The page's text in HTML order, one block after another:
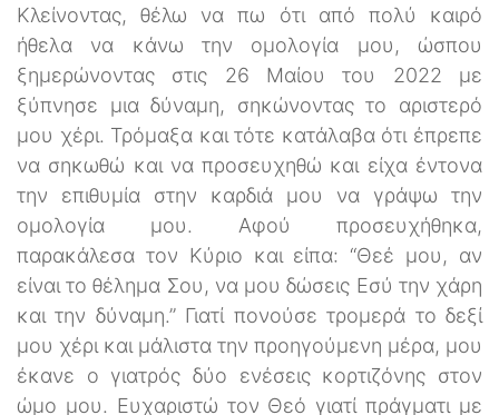
Κλείνοντας, θέλω να πω ότι από πολύ καιρό
ήθελα να κάνω την ομολογία μου, ώσπου
ξημερώνοντας στις 26 Μαίου του 2022 με
ξύπνησε μια δύναμη, σηκώνοντας το αριστερό
μου χέρι. Τρόμαξα και τότε κατάλαβα ότι έπρεπε
να σηκωθώ και να προσευχηθώ και είχα έντονα
την επιθυμία στην καρδιά μου να γράψω την
ομολογία μου. Αφού προσευχήθηκα,
παρακάλεσα τον Κύριο και είπα: “Θεέ μου, αν
είναι το θέλημα Σου, να μου δώσεις Εσύ την χάρη
και την δύναμη.” Γιατί πονούσε τρομερά το δεξί
μου χέρι και μάλιστα την προηγούμενη μέρα, μου
έκανε ο γιατρός δύο ενέσεις κορτιζόνης στον
ώμο μου. Ευχαριστώ τον Θεό γιατί πράγματι με